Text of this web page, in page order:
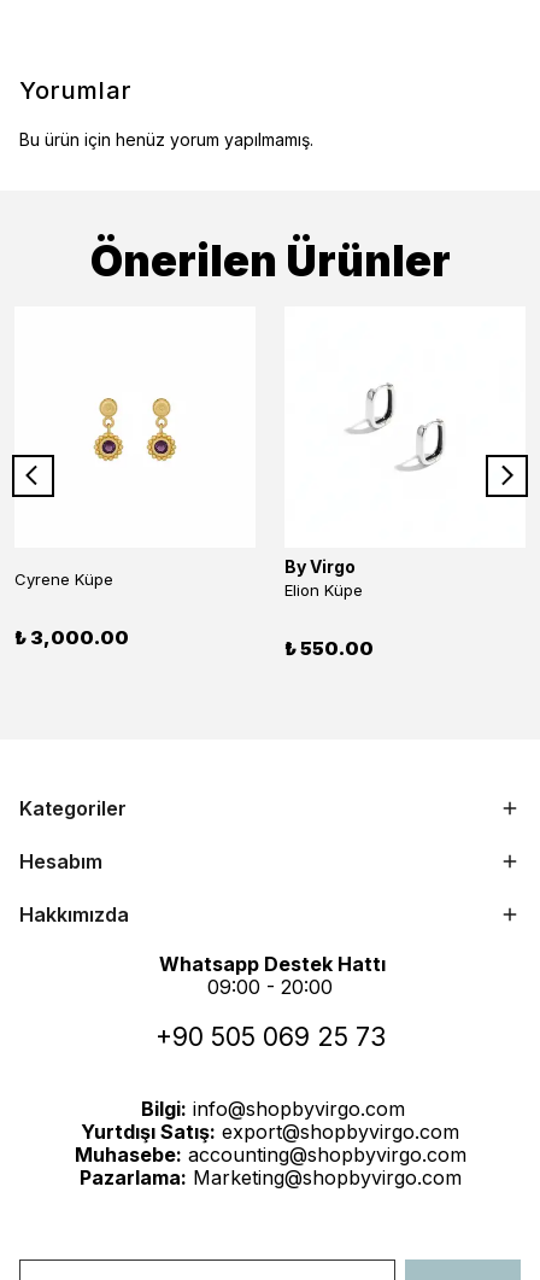
Yorumlar
Bu ürün için henüz yorum yapılmamış.
Önerilen Ürünler
Cyrene Küpe
₺ 3,000.00
By Virgo
Elion Küpe
₺ 550.00
Kategoriler
Hesabım
Hakkımızda
Whatsapp Destek Hattı
09:00 - 20:00
+90 505 069 25 73
Bilgi: info@shopbyvirgo.com
Yurtdışı Satış: export@shopbyvirgo.com
Muhasebe: accounting@shopbyvirgo.com
Pazarlama: Marketing@shopbyvirgo.com